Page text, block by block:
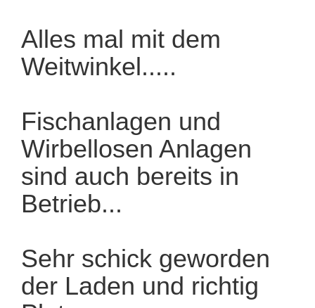
Alles mal mit dem
Weitwinkel.....
Fischanlagen und
Wirbellosen Anlagen
sind auch bereits in
Betrieb...
Sehr schick geworden
der Laden und richtig